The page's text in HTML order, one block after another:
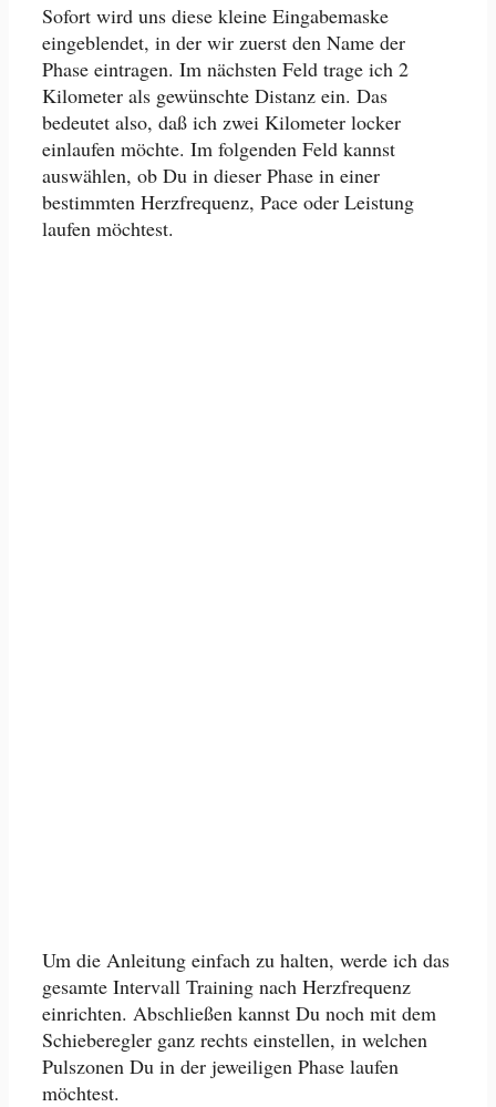
Sofort wird uns diese kleine Eingabemaske
eingeblendet, in der wir zuerst den Name der
Phase eintragen. Im nächsten Feld trage ich 2
Kilometer als gewünschte Distanz ein. Das
bedeutet also, daß ich zwei Kilometer locker
einlaufen möchte. Im folgenden Feld kannst
auswählen, ob Du in dieser Phase in einer
bestimmten Herzfrequenz, Pace oder Leistung
laufen möchtest.
Um die Anleitung einfach zu halten, werde ich das
gesamte Intervall Training nach Herzfrequenz
einrichten. Abschließen kannst Du noch mit dem
Schieberegler ganz rechts einstellen, in welchen
Pulszonen Du in der jeweiligen Phase laufen
möchtest.